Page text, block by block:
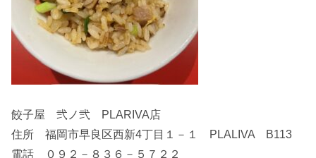
餃子屋 弐ノ弐 PLARIVA店
住所 福岡市早良区西新4丁目１－１ PLALIVA B113
電話 ０９２－８３６－５７２２